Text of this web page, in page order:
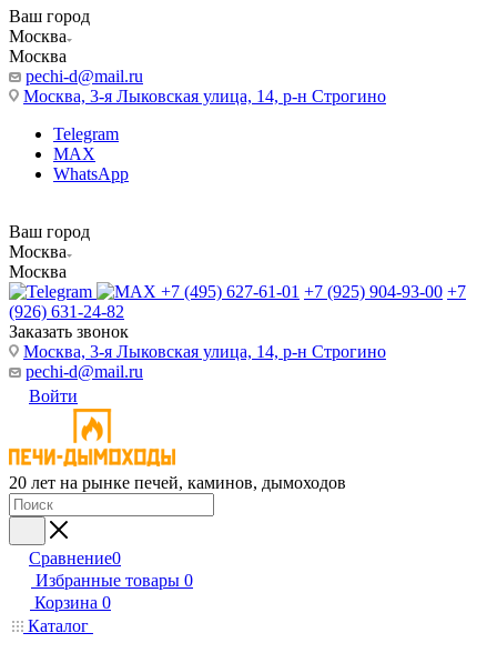
Ваш город
Москва
Москва
pechi-d@mail.ru
Москва, 3-я Лыковская улица, 14, р-н Строгино
Telegram
MAX
WhatsApp
Ваш город
Москва
Москва
+7 (495) 627-61-01 +7 (925) 904-93-00 +7
(926) 631-24-82
Заказать звонок
Москва, 3-я Лыковская улица, 14, р-н Строгино
pechi-d@mail.ru
Войти
20 лет на рынке печей, каминов, дымоходов
Сравнение0
Избранные товары 0
Корзина 0
Каталог